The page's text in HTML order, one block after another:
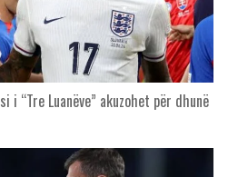
i “Tre Luanëve” akuzohet për dhunë